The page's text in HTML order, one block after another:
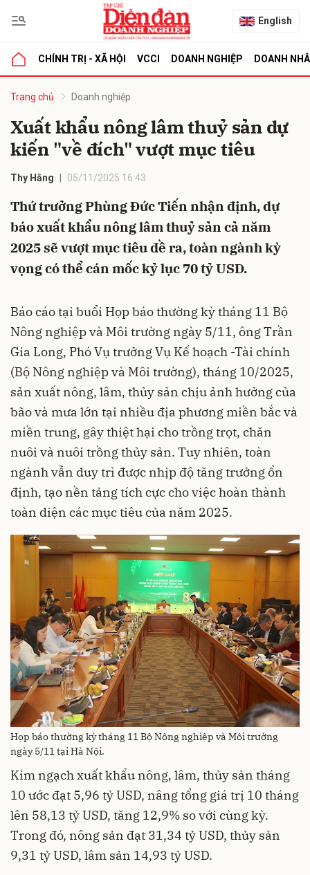
English
CHÍNH TRỊ - XÃ HỘI VCCI DOANH NGHIỆP DOANH
Trang chủ Doanh nghiệp
Xuất khẩu nông lâm thuỷ sản dự
kiến "về đích" vượt mục tiêu
Thy Hằng 05/11/2025 16:43
Thứ trưởng Phùng Đức Tiến nhận định, dự
báo xuất khẩu nông lâm thuỷ sản cả năm
2025 sẽ vượt mục tiêu đề ra, toàn ngành kỳ
vọng có thể cán mốc kỷ lục 70 tỷ USD.
Báo cáo tại buổi Họp báo thường kỳ tháng 11 Bộ
Nông nghiệp và Môi trường ngày 5/11, ông Trần
Gia Long, Phó Vụ trưởng Vụ Kế hoạch -Tài chính
(Bộ Nông nghiệp và Môi trường), tháng 10/2025,
sản xuất nông, lâm, thủy sản chịu ảnh hưởng của
bão và mưa lớn tại nhiều địa phương miền bắc và
miền trung, gây thiệt hại cho trồng trọt, chăn
nuôi và nuôi trồng thủy sản. Tuy nhiên, toàn
ngành vẫn duy trì được nhịp độ tăng trưởng ổn
định, tạo nền tảng tích cực cho việc hoàn thành
toàn diện các mục tiêu của năm 2025.
Họp báo thường kỳ tháng 11 Bộ Nông nghiệp và Môi trường
ngày 5/11 tại Hà Nội.
Kim ngạch xuất khẩu nông, lâm, thủy sản tháng
10 ước đạt 5,96 tỷ USD, nâng tổng giá trị 10 tháng
lên 58,13 tỷ USD, tăng 12,9% so với cùng kỳ.
Trong đó, nông sản đạt 31,34 tỷ USD, thủy sản
9,31 tỷ USD, lâm sản 14,93 tỷ USD.
luận
Hủy